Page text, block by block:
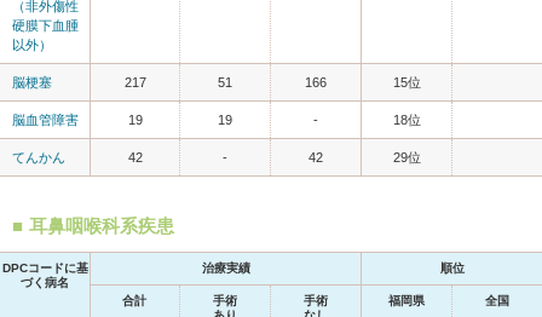
（非外傷性
硬膜下血腫
以外）
脳梗塞 217 51 166 15位
脳血管障害 19 19 - 18位
てんかん 42 - 42 29位
耳鼻咽喉科系疾患
DPCコードに基
づく病名
治療実績 順位
合計
手術
手術
福岡県 全国